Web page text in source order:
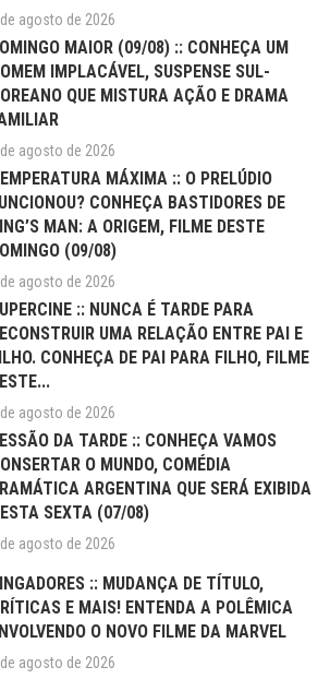
agosto de 2026
MAIOR (09/08) :: CONHEÇA UM
IMPLACÁVEL, SUSPENSE SUL-
QUE MISTURA AÇÃO E DRAMA
agosto de 2026
MÁXIMA :: O PRELÚDIO
CONHEÇA BASTIDORES DE
MAN: A ORIGEM, FILME DESTE
(09/08)
agosto de 2026
:: NUNCA É TARDE PARA
UMA RELAÇÃO ENTRE PAI E
CONHEÇA DE PAI PARA FILHO, FILME
agosto de 2026
DA TARDE :: CONHEÇA VAMOS
O MUNDO, COMÉDIA
ARGENTINA QUE SERÁ EXIBIDA
SEXTA (07/08)
agosto de 2026
:: MUDANÇA DE TÍTULO,
E MAIS! ENTENDA A POLÊMICA
O NOVO FILME DA MARVEL
agosto de 2026